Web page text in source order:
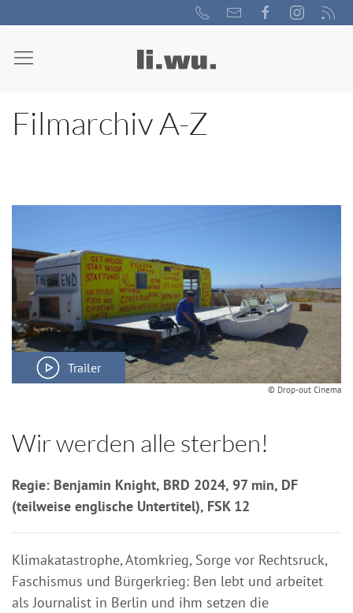
Filmarchiv A-Z
Trailer
© Drop-out Cinema
Wir werden alle sterben!
Regie: Benjamin Knight, BRD 2024, 97 min, DF
(teilweise englische Untertitel), FSK 12
Klimakatastrophe, Atomkrieg, Sorge vor Rechtsruck,
Faschismus und Bürgerkrieg: Ben lebt und arbeitet
als Journalist in Berlin und ihm setzen die